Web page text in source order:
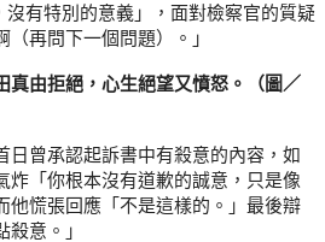
有特別的意義」，面對檢察官的質疑
再問下一個問題）。」
由拒絕，心生絕望又憤怒。（圖／
日曾承認起訴書中有殺意的內容，如
炸「你根本沒有道歉的誠意，只是像
他慌張回應「不是這樣的。」最後辯
意。」